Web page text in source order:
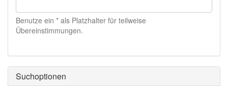
Benutze ein * als Platzhalter für teilweise
Übereinstimmungen.
Suchoptionen